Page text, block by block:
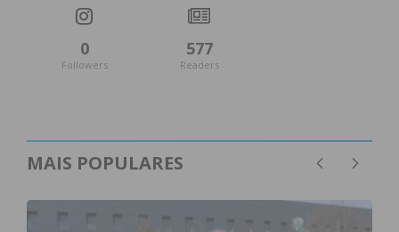
0
Followers
577
Readers
MAIS POPULARES